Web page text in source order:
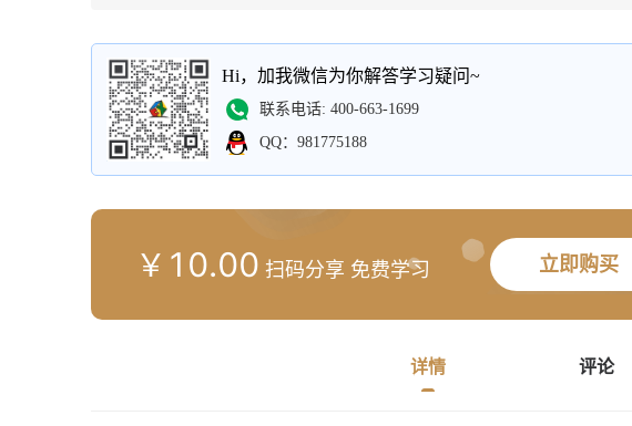
Hi，加我微信为你解答学习疑问~
联系电话: 400-663-1699
QQ：981775188
￥ 10.00 扫码分享 免费学习 立即购买
详情 评论